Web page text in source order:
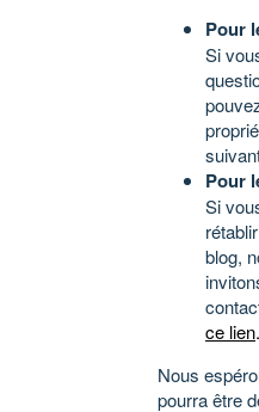
Pour
Si
Pour
Si
blog,
ce lien.
Nous
pourra être